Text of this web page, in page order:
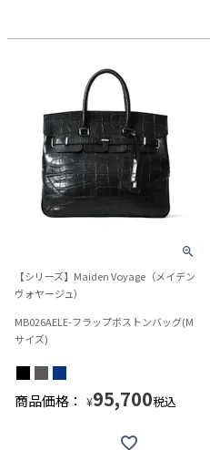
【シリーズ】Maiden Voyage（メイデン
ヴォヤージュ）
MB026AELE-フラップボストンバッグ(M
サイズ)
商品価格： ¥95,700税込